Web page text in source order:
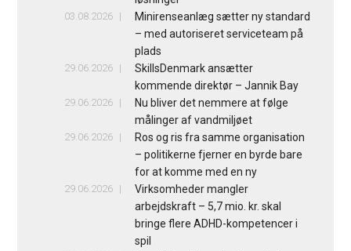
03.08.2026
Minirenseanlæg sætter ny standard
– med autoriseret serviceteam på
plads
29.06.2026
SkillsDenmark ansætter
kommende direktør – Jannik Bay
29.06.2026
Nu bliver det nemmere at følge
målinger af vandmiljøet
29.06.2026
Ros og ris fra samme organisation
– politikerne fjerner en byrde bare
for at komme med en ny
29.06.2026
Virksomheder mangler
arbejdskraft – 5,7 mio. kr. skal
bringe flere ADHD-kompetencer i
spil